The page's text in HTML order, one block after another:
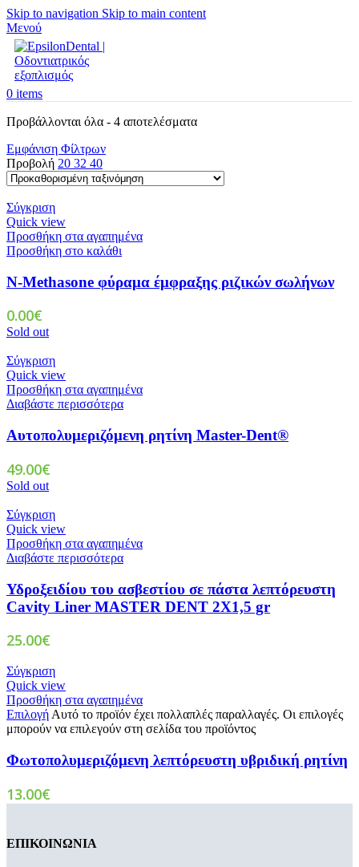
Skip to navigation Skip to main content
Μενού
0 items
Προβάλλονται όλα - 4 αποτελέσματα
Εμφάνιση Φίλτρων
Προβολή 20 32 40
Σύγκριση
Quick view
Προσθήκη στα αγαπημένα
Προσθήκη στο καλάθι
N-Methasone φύραμα έμφραξης ριζικών σωλήνων
0.00€
Sold out
Σύγκριση
Quick view
Προσθήκη στα αγαπημένα
Διαβάστε περισσότερα
Αυτοπολυμεριζόμενη ρητίνη Master-Dent®
49.00€
Sold out
Σύγκριση
Quick view
Προσθήκη στα αγαπημένα
Διαβάστε περισσότερα
Υδροξειδίου του ασβεστίου σε πάστα λεπτόρευστη
Cavity Liner MASTER DENT 2X1,5 gr
25.00€
Σύγκριση
Quick view
Προσθήκη στα αγαπημένα
Επιλογή Αυτό το προϊόν έχει πολλαπλές παραλλαγές. Οι επιλογές
μπορούν να επιλεγούν στη σελίδα του προϊόντος
Φωτοπολυμεριζόμενη λεπτόρευστη υβριδική ρητίνη
13.00€
ΕΠΙΚΟΙΝΩΝΙΑ